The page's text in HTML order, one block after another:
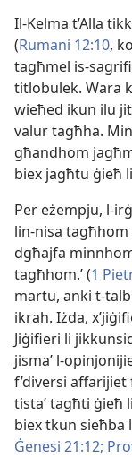
Il-​Kelma t’Alla
(Rumani 12:10,
tagħmel is-​
titlobulek. Wara
wieħed ikun ilu
valur tagħha.
għandhom
biex jagħtu ġieħ
Per eżempju, l-​
lin-​nisa
dgħajfa
tagħhom.’ (1
martu, anki t-​
ikrah. Iżda,
Jiġifieri li
jismaʼ l-​
f’diversi
tistaʼ tagħti ġieħ
biex tkun
Ġenesi 21:12;